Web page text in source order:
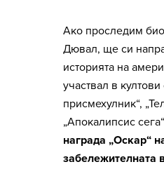
Ако проследим
Дювал, ще си
историята на
участвал в
присмехулник“,
„Апокалипсис
награда „Оскар“
забележителната